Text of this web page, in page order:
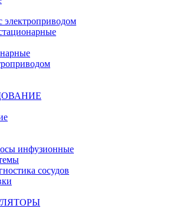
электроприводом
инфузионные
сосудов